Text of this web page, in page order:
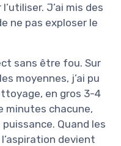
J’ai mis des
ne pas exploser le
sans être fou. Sur
moyennes, j’ai pu
en gros 3-4
minutes chacune,
Quand les
devient